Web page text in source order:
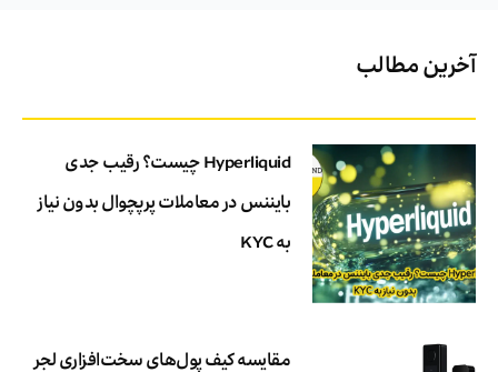
آخرین مطالب
Hyperliquid چیست؟ رقیب جدی
بایننس در معاملات پرپچوال بدون نیاز
به KYC
مقایسه کیف پول‌های سخت‌افزاری لجر